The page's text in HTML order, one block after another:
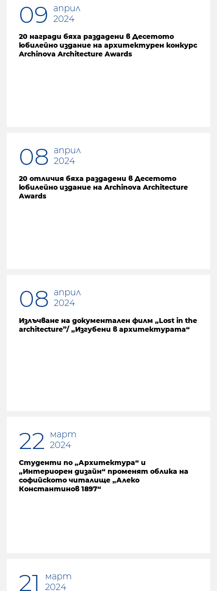
09 април
2024
20 награди бяха раздадени в Десетото
юбилейно издание на архитектурен конкурс
Archinova Architecture Awards
08 април
2024
20 отличия бяха раздадени в Десетото
юбилейно издание на Archinova Architecture
Awards
08 април
2024
Излъчване на документален филм „Lost in the
architecture”/ „Изгубени в архитектурата“
22
март
2024
Студенти по „Архитектура“ и
„Интериорен дизайн“ променят облика на
софийското читалище „Алеко
Константинов 1897“
21
март
2024